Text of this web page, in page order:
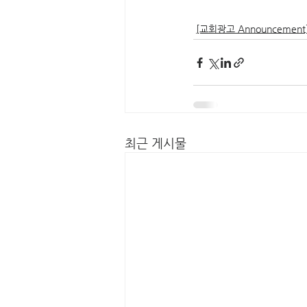
[교회광고
최근 게시물